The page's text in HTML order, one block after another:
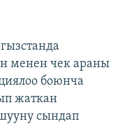
менен чек араны
боюнча
жаткан
сындап